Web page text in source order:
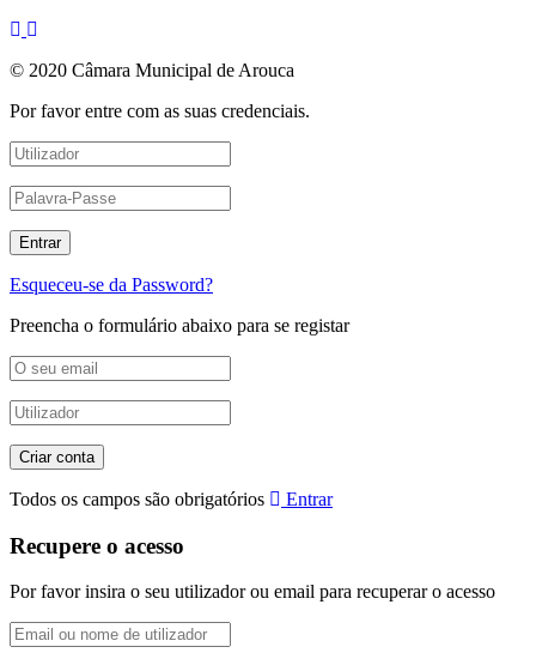
© 2020 Câmara Municipal de Arouca
Por favor entre com as suas credenciais.
Esqueceu-se da Password?
Preencha o formulário abaixo para se registar
Todos os campos são obrigatórios Entrar
Recupere o acesso
Por favor insira o seu utilizador ou email para recuperar o acesso